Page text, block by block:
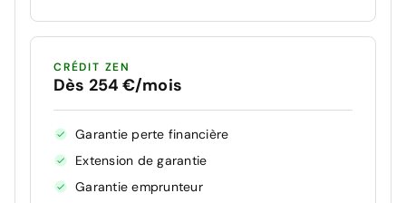
CRÉDIT ZEN
Dès 254 €/mois
Garantie perte financière
Extension de garantie
Garantie emprunteur